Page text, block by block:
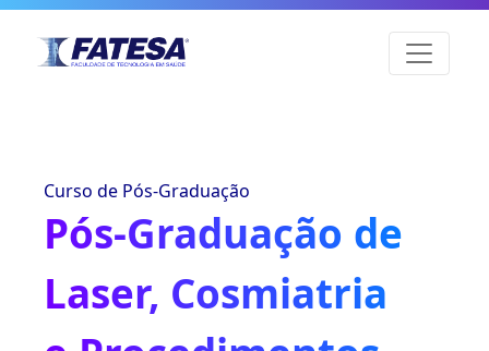
Curso de Pós-Graduação
Pós-Graduação de
Laser, Cosmiatria